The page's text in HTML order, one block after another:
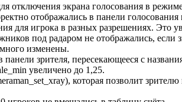
отключения экрана голосования в
отображались в панели голосования
для игрока в разных разрешениях. Это
под радаром не отображались,
изменены.
зрителя, пересекающееся с
увеличено до 1,25.
которая позволит